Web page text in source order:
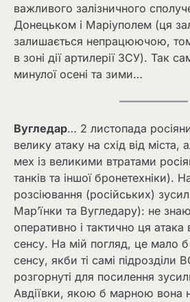
важливого залізничного
Донецьком і Маріуполем (ця
залишається непрацюючою,
в зоні дії артилерії ЗСУ). Так
минулої осені та зими…
Вугледар… 2 листопада
велику атаку на схід від міста,
мех із великими втратами
танків та іншої бронетехніки).
розсіювання (російських)
Мар’їнки та Вугледару): не
оперативно і тактично ця атака
сенсу. На мій погляд, це мало б
сенсу, якби ті самі підрозділи
розгорнуті для посилення
Авдіївки, якою б марною вона